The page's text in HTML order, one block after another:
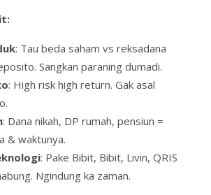
: Tau beda saham vs reksadana
Sangkan paraning dumadi.
: High risk high return. Gak asal
: Dana nikah, DP rumah, pensiun =
& waktunya.
: Pake Bibit, Bibit, Livin, QRIS
Ngindung ka zaman.